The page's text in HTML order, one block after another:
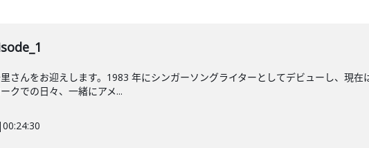
さんをお迎えします。1983 年にシンガーソングライターとしてデビューし、現
クでの日々、一緒にアメ...
|00:24:30